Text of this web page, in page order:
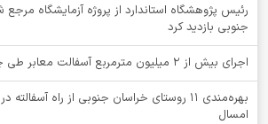
رئیس پژوهشگاه استاندارد از پروژه آزمایشگاه
جنوبی بازدید کرد
اجرای بیش از ۲ میلیون مترمربع آسفالت معابر طی چهار سال گذشته
بهره‌مندی ۱۱ روستای خراسان جنوبی از راه
امسال